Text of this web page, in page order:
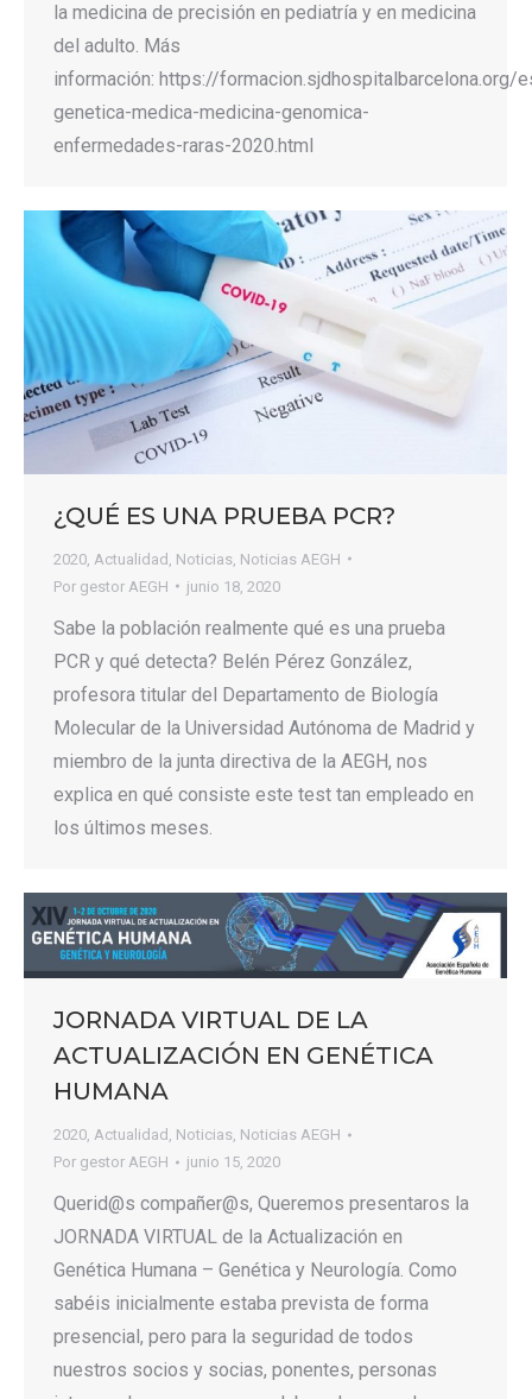
la medicina de precisión en pediatría y en medicina
del adulto. Más
información: https://formacion.sjdhospitalbarcelona.org/
genetica-medica-medicina-genomica-
enfermedades-raras-2020.html
¿QUÉ ES UNA PRUEBA PCR?
2020 Actualidad Noticias Noticias AEGH
Por gestor AEGH junio 18, 2020
Sabe la población realmente qué es una prueba
PCR y qué detecta? Belén Pérez González,
profesora titular del Departamento de Biología
Molecular de la Universidad Autónoma de Madrid y
miembro de la junta directiva de la AEGH, nos
explica en qué consiste este test tan empleado en
los últimos meses.
JORNADA VIRTUAL DE LA
ACTUALIZACIÓN EN GENÉTICA
HUMANA
2020, Actualidad , Noticias, Noticias AEGH
Por gestor AEGH junio 15, 2020
Querid@s compañer@s, Queremos presentaros la
JORNADA VIRTUAL de la Actualización en
Genética Humana – Genética y Neurología. Como
sabéis inicialmente estaba prevista de forma
presencial, pero para la seguridad de todos
nuestros socios y socias, ponentes, personas